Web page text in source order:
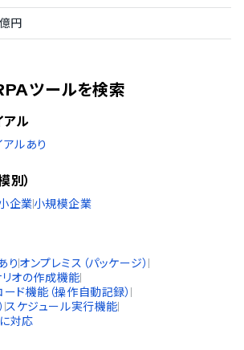
円
ツールを検索
アル
アルあり
別）
企業小規模企業
りオンプレミス（パッケージ）
オの作成機能
ド機能（操作自動記録）
スケジュール実行機能
対応